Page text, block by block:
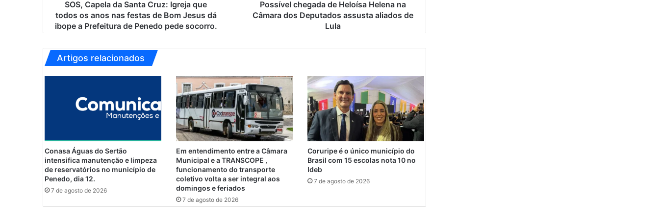
S
n
t
a
g
r
e
j
a
u
SOS, Capela da Santa Cruz: Igreja que
todos os anos nas festas de Bom Jesus dá
ibope a Prefeitura de Penedo pede socorro.
a
e
H
e
l
o
s
H
e
l
e
a
Possível chegada de Heloísa Helena na
Câmara dos Deputados assusta aliados de
Lula
Artigos relacionados
Conasa Águas do Sertão
intensifica manutenção e limpeza
de reservatórios no município de
Penedo, dia 12.
7 de agosto de 2026
Em entendimento entre a Câmara
Municipal e a TRANSCOPE ,
funcionamento do transporte
coletivo volta a ser integral aos
domingos e feriados
7 de agosto de 2026
Coruripe é o único município do
Brasil com 15 escolas nota 10 no
Ideb
7 de agosto de 2026